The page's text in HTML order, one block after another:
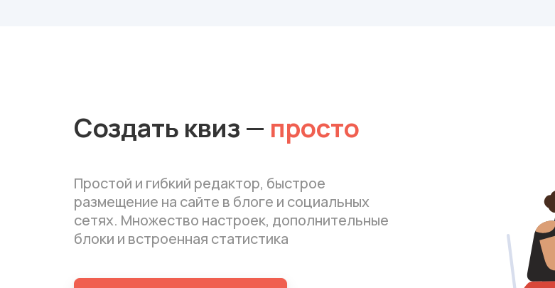
Создать квиз — просто
Простой и гибкий редактор, быстрое
размещение на сайте в блоге и социальных
сетях. Множество настроек, дополнительные
блоки и встроенная статистика